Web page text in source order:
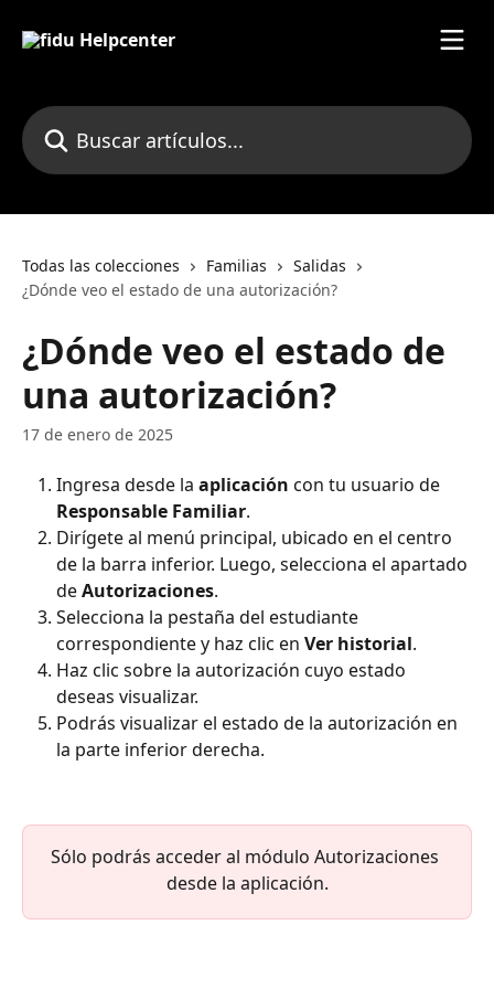
Buscar artículos...
Todas las colecciones Familias
Salidas
¿Dónde veo el estado de una autorización?
¿Dónde veo el estado de
una autorización?
17 de enero de 2025
Ingresa desde la aplicación con tu usuario de
Responsable Familiar.
Dirígete al menú principal, ubicado en el centro
de la barra inferior. Luego, selecciona el apartado
de Autorizaciones.
Selecciona la pestaña del estudiante
correspondiente y haz clic en Ver historial.
Haz clic sobre la autorización cuyo estado
deseas visualizar.
Podrás visualizar el estado de la autorización en
la parte inferior derecha.
Sólo podrás acceder al módulo Autorizaciones
desde la aplicación.